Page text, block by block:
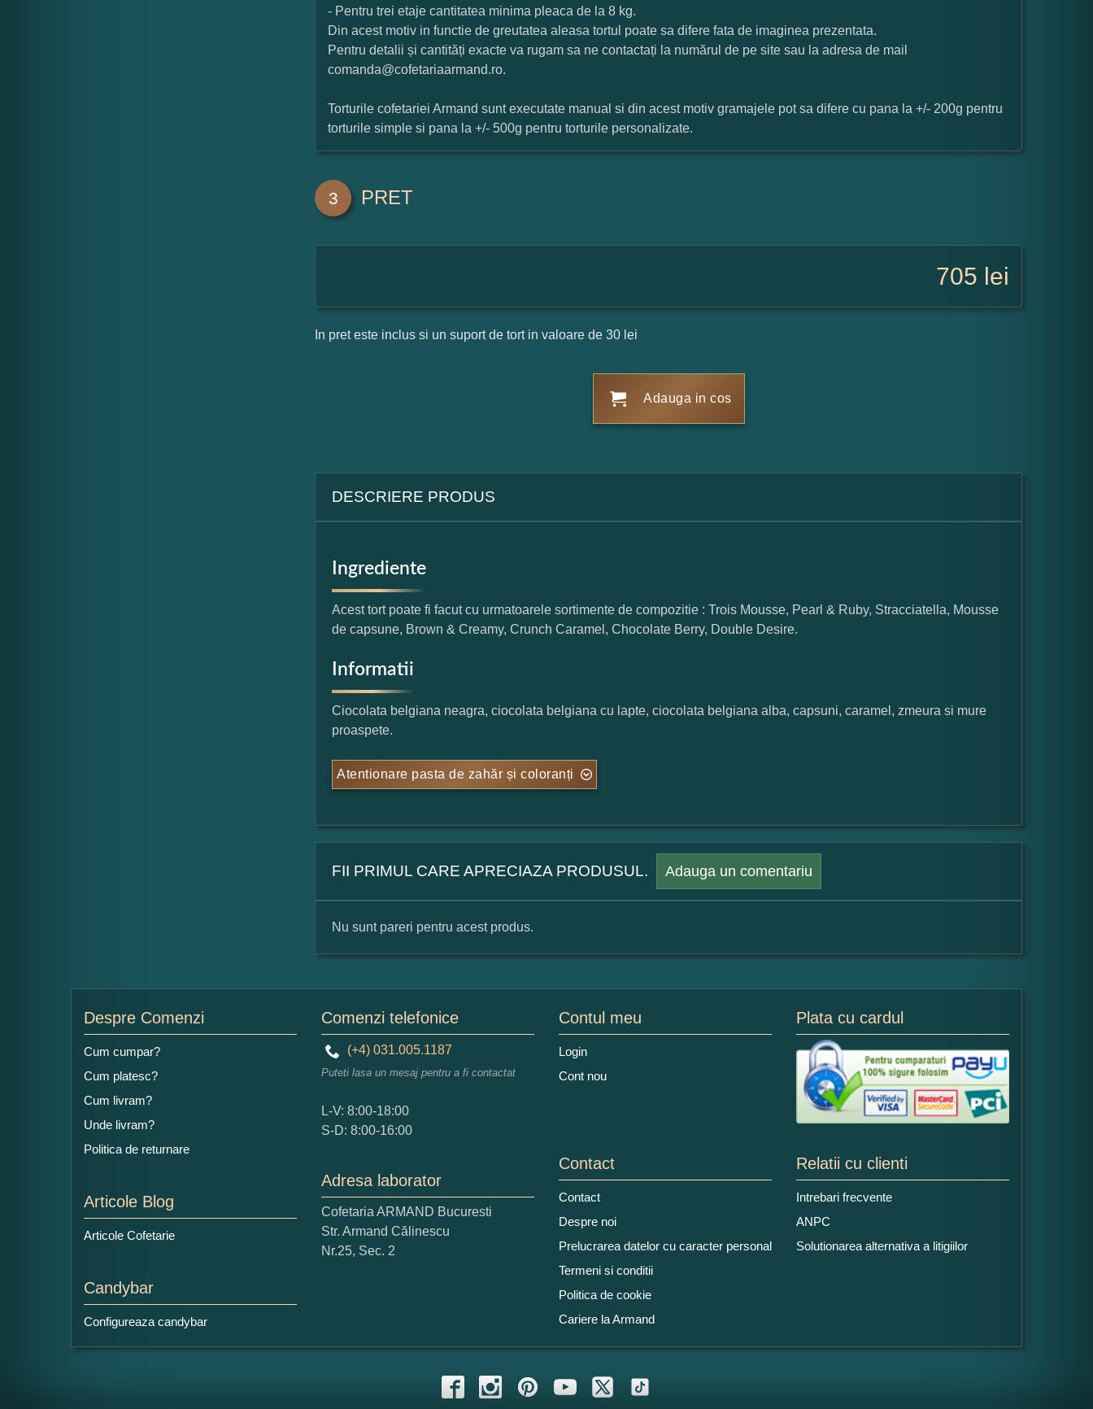
- Pentru trei etaje cantitatea minima pleaca de la 8 kg.
Din acest motiv in functie de greutatea aleasa tortul poate sa difere fata de imaginea prezentata.
Pentru detalii și cantități exacte va rugam sa ne contactați la numărul de pe site sau la adresa de mail
comanda@cofetariaarmand.ro.
Torturile cofetariei Armand sunt executate manual si din acest motiv gramajele pot sa difere cu pana la +/- 200g pentru
torturile simple si pana la +/- 500g pentru torturile personalizate.
3 PRET
705 lei
In pret este inclus si un suport de tort in valoare de 30 lei
Adauga in cos
DESCRIERE PRODUS
Ingrediente
Acest tort poate fi facut cu urmatoarele sortimente de compozitie : Trois Mousse, Pearl & Ruby, Stracciatella, Mousse
de capsune, Brown & Creamy, Crunch Caramel, Chocolate Berry, Double Desire.
Informatii
Ciocolata belgiana neagra, ciocolata belgiana cu lapte, ciocolata belgiana alba, capsuni, caramel, zmeura si mure
proaspete.
Atentionare pasta de zahăr și coloranți
FII PRIMUL CARE APRECIAZA PRODUSUL. Adauga un comentariu
Numele dumneavoastra:
Adaugati o parere despre acest produs:
Ce nota acordati acestui produs?
1 2 3
Nu tocmai bun
Copiati alaturi numarul din imagine:
Nu sunt pareri pentru acest produs.
Despre Comenzi
Cum cumpar?
Cum platesc?
Cum livram?
Unde livram?
Politica de returnare
Articole Blog
Articole Cofetarie
Candybar
Configureaza candybar
Comenzi telefonice
(+4) 031.005.1187
Puteti lasa un mesaj pentru a fi contactat
L-V: 8:00-18:00
S-D: 8:00-16:00
Adresa laborator
Cofetaria ARMAND Bucuresti
Str. Armand Călinescu
Nr.25, Sec. 2
Contul meu
Login
Cont nou
Plata cu cardul
Contact
Contact
Despre noi
Prelucrarea datelor cu caracter personal
Termeni si conditii
Politica de cookie
Cariere la Armand
Relatii cu clienti
Intrebari frecvente
ANPC
Solutionarea alternativa a litigiilor